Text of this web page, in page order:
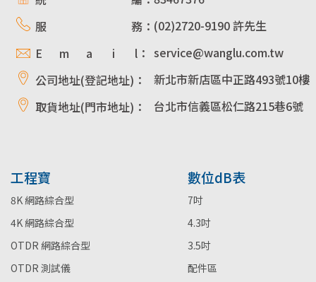
服 務： (02)2720-9190 許先生
E m a i l： service@wanglu.com.tw
公司地址(登記地址)：
新北市新店區中正路493號10樓
取貨地址(門市地址)：
台北市信義區松仁路215巷6號
工程寶
8K 網路綜合型
4K 網路綜合型
OTDR 網路綜合型
OTDR 測試儀
數位dB表
7吋
4.3吋
3.5吋
配件區